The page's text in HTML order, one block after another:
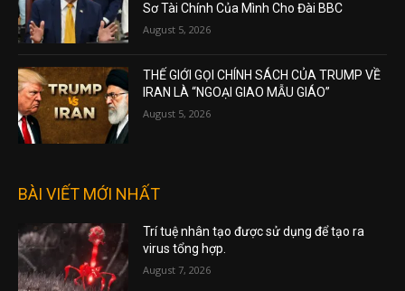
Sơ Tài Chính Của Mình Cho Đài BBC
August 5, 2026
THẾ GIỚI GỌI CHÍNH SÁCH CỦA TRUMP VỀ
IRAN LÀ “NGOẠI GIAO MẪU GIÁO”
August 5, 2026
BÀI VIẾT MỚI NHẤT
Trí tuệ nhân tạo được sử dụng để tạo ra
virus tổng hợp.
August 7, 2026